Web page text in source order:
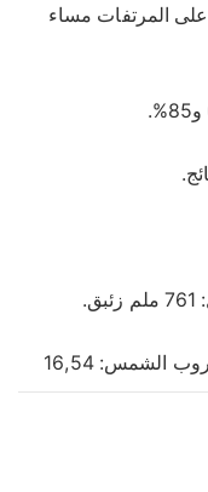
المرتفات مساء